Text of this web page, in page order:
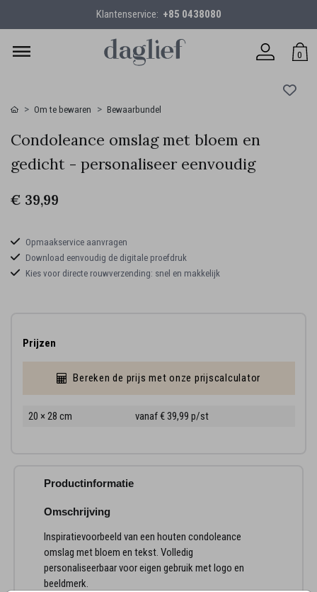
Klantenservice: +85 0438080
0
Om te bewaren Bewaarbundel
Condoleance omslag met bloem en
gedicht - personaliseer eenvoudig
€ 39,99
Opmaakservice aanvragen
Download eenvoudig de digitale proefdruk
Kies voor directe rouwverzending: snel en makkelijk
Prijzen
Bereken de prijs met onze prijscalculator
20 × 28 cm vanaf € 39,99 p/st
Productinformatie
Omschrijving
Inspiratievoorbeeld van een houten condoleance
omslag met bloem en tekst. Volledig
personaliseerbaar voor eigen gebruik met logo en
beeldmerk.